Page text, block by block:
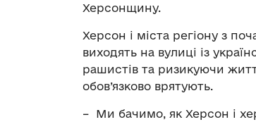
Херсонщину.
Херсон і міста регіону з
виходять на вулиці із
рашистів та ризикуючи
обов’язково врятують.
– Ми бачимо, як Херсон і